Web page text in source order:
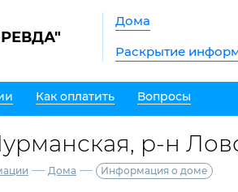
Дома
Раскрытие
Как оплатить Вопросы
р-н
— Дома — Информация о доме